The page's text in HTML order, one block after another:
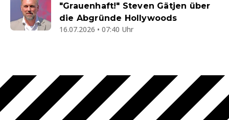
"Grauenhaft!" Steven Gätjen über
die Abgründe Hollywoods
16.07.2026 • 07:40 Uhr